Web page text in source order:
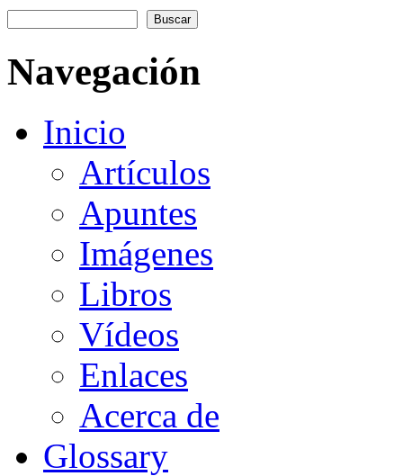
Formulario de búsqueda
Navegación
Inicio
Artículos
Apuntes
Imágenes
Libros
Vídeos
Enlaces
Acerca de
Glossary